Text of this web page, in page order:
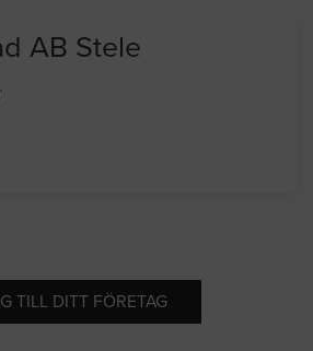
AB Stele
TILL DITT FÖRETAG